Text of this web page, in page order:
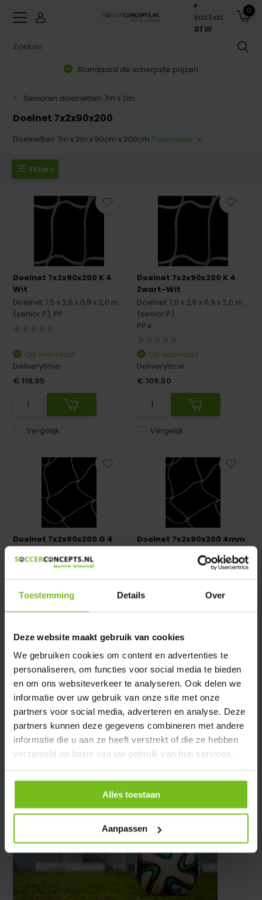
Toestemming Details Over
Deze website maakt gebruik van cookies
We gebruiken cookies om content en advertenties te
personaliseren, om functies voor social media te bieden
en om ons websiteverkeer te analyseren. Ook delen we
informatie over uw gebruik van onze site met onze
partners voor social media, adverteren en analyse. Deze
partners kunnen deze gegevens combineren met andere
informatie die u aan ze heeft verstrekt of die ze hebben
verzameld op basis van uw gebruik van hun services.
Alles toestaan
Aanpassen
Incl.Excl.
BTW
0
Standaard de scherpste prijzen
Senioren doelnetten 7m x 2m
Doelnet 7x2x90x200
Doelnetten 7m x 2m x 90cm x 200cmToon meer
Filters
Doelnet 7x2x90x200 K 4
Wit
Doelnet 7,5 x 2,5 x 0,9 x 2,0 m.
(senior P), PP ...
Vergelijk
Op voorraad
Deliverytime
€ 119,95
Doelnet 7x2x90x200 K 4
Zwart-Wit
Doelnet 7,5 x 2,5 x 0,9 x 2,0 m.
(senior P)
PP k...
Vergelijk
Op voorraad
Deliverytime
€ 109,50
Doelnet 7x2x90x200 G 4
Doelnet 7,5 x 2,5 x 0,9 x 2,0 m.
Vergelijk
Op voorraad
Deliverytime
Doelnet 7x2x90x200 4mm
Doelnet 7,5 x 2,5 x 0,9 x 2,0 m.
Vergelijk
Doelnetten 7m x 2m x 90cm x 200cm